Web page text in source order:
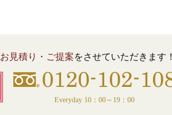
お見積り・ご提案をさせていただきます！
Everyday 10：00～19：00